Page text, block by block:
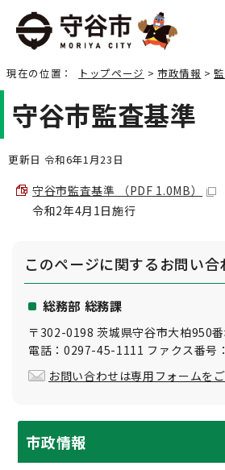
現在の位置： トップページ > 市政情報 >
守谷市監査基準
更新日 令和6年1月23日
守谷市監査基準 （PDF 1.0MB）
令和2年4月1日施行
このページに関するお問い合
総務部 総務課
〒302-0198 茨城県守谷市大柏950
電話：0297-45-1111 ファクス番号
お問い合わせは専用フォームをご
市政情報